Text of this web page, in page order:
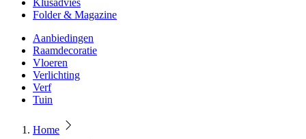
Klusadvies
Folder & Magazine
Aanbiedingen
Raamdecoratie
Vloeren
Verlichting
Verf
Tuin
Home